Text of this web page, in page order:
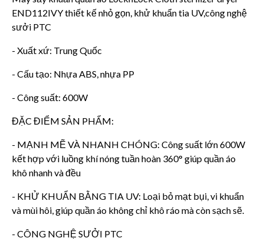
END112IVY thiết kế nhỏ gọn, khử khuẩn tia UV,công nghệ
sưởi PTC
- Xuất xứ: Trung Quốc
- Cấu tạo: Nhựa ABS, nhựa PP
- Công suất: 600W
ĐẶC ĐIỂM SẢN PHẨM:
- MẠNH MẼ VÀ NHANH CHÓNG: Công suất lớn 600W
kết hợp với luồng khí nóng tuần hoàn 360° giúp quần áo
khô nhanh và đều
- KHỬ KHUẨN BẰNG TIA UV: Loại bỏ mạt bụi, vi khuẩn
và mùi hôi, giúp quần áo không chỉ khô ráo mà còn sạch sẽ.
- CÔNG NGHỆ SƯỞI PTC